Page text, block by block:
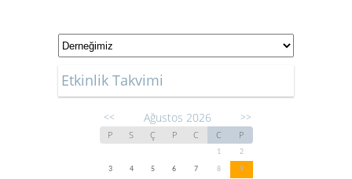
Etkinlik Takvimi
<< Ağustos 2026 >>
P S Ç P C C P
1
2
3
4 5 6 7 8
9